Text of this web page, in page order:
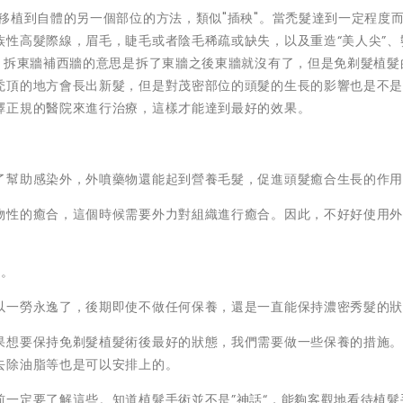
植到自體的另一個部位的方法，類似"插秧"。當禿髮達到一定程度
高髮際線，眉毛，睫毛或者陰毛稀疏或缺失，以及重造“美人尖”
東牆補西牆的意思是拆了東牆之後東牆就沒有了，但是免剃髮植
的地方會長出新髮，但是對茂密部位的頭髮的生長的影響也是不
規的醫院來進行治療，這樣才能達到最好的效果。
助感染外，外噴藥物還能起到營養毛髮，促進頭髮癒合生長的作
的癒合，這個時候需要外力對組織進行癒合。因此，不好好使用
勞永逸了，後期即使不做任何保養，還是一直能保持濃密秀髮的
要保持免剃髮植髮術後最好的狀態，我們需要做一些保養的措施
油脂等也是可以安排上的。
定要了解這些。知道植髮手術並不是”神話“，能夠客觀地看待植